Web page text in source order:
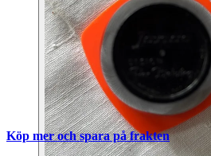
Köp mer och spara på frakten